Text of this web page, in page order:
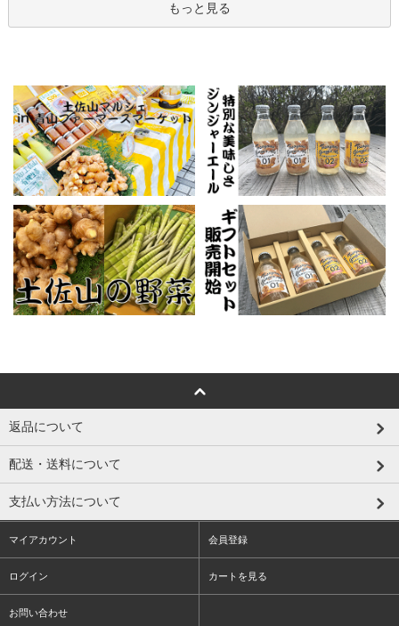
もっと見る
返品について
配送・送料について
支払い方法について
マイアカウント 会員登録
ログイン カートを見る
お問い合わせ